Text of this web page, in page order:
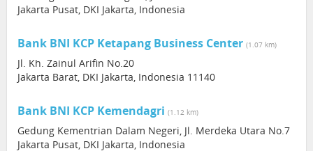
Jakarta Pusat, DKI Jakarta, Indonesia
Bank BNI KCP Ketapang Business Center (1.07 km)
Jl. Kh. Zainul Arifin No.20
Jakarta Barat, DKI Jakarta, Indonesia 11140
Bank BNI KCP Kemendagri (1.12 km)
Gedung Kementrian Dalam Negeri, Jl. Merdeka Utara No.7
Jakarta Pusat, DKI Jakarta, Indonesia